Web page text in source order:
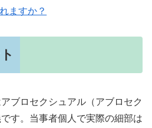
ますか？
ブロセクシュアル（アブロセク
す。当事者個人で実際の細部は